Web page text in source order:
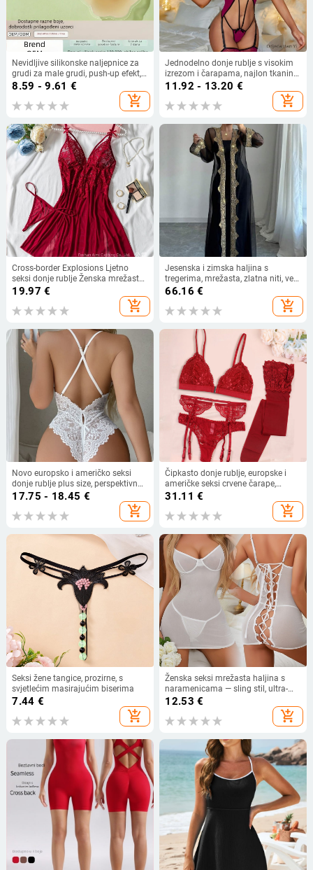
Nevidljive silikonske naljepnice za
grudi za male grudi, push-up efekt,
prozirni ulošci u grudnjak
8.59 - 9.61 €
add_shopping_cart
Jednodelno donje rublje s visokim
izrezom i čarapama, najlon tkanina,
90–95% najlona, 161–180 g/m2,
dekolte koji otkriva grudi, proljeće
2025
11.92 - 13.20 €
add_shopping_cart
Cross-border Explosions Ljetno
seksi donje rublje Ženska mrežasta
spavaćica Crvena čipka s vezom
19.97 €
add_shopping_cart
Jesenska i zimska haljina s
tregerima, mrežasta, zlatna niti, vez,
jakna, kardigan, dvodijelna haljina,
66.16 €
add_shopping_cart
Novo europsko i američko seksi
donje rublje plus size, perspektivno
seksi čipkasto otvoreno međunožje
s mašnom, spojeno donje rublje
17.75 - 18.45 €
add_shopping_cart
Čipkasto donje rublje, europske i
američke seksi crvene čarape,
podvezica, četverodijelno donje
rublje s prednjim gumbima, tange
31.11 €
add_shopping_cart
Seksi žene tangice, prozirne, s
svjetlećim masirajućim biserima
7.44 €
add_shopping_cart
Ženska seksi mrežasta haljina s
naramenicama — sling stil, ultra-
tanki poliester, 90–95% glavnog
12.53 €
add_shopping_cart